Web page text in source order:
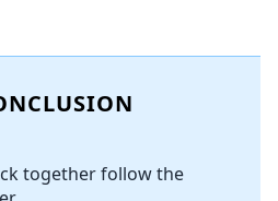
together follow the